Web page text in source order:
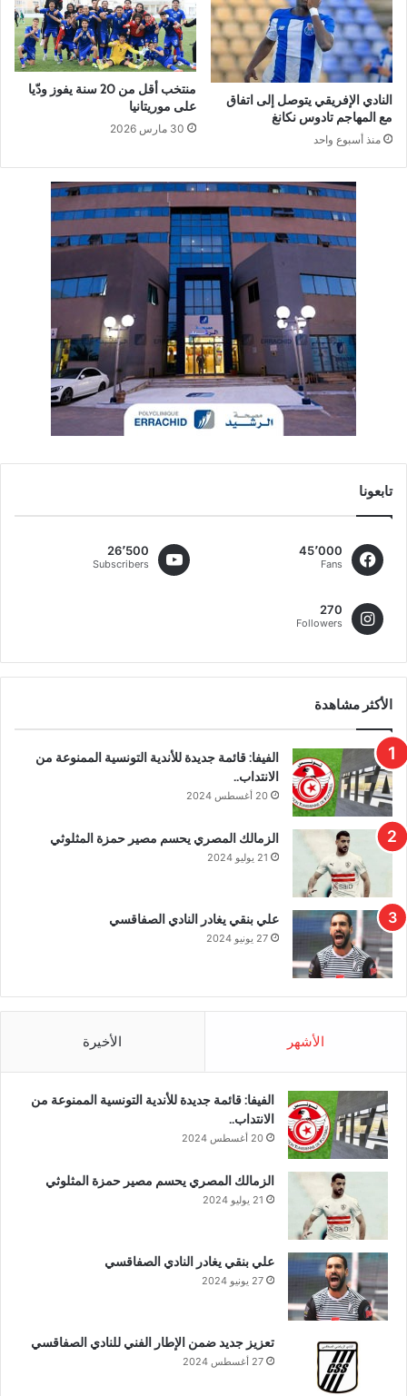
النادي الإفريقي يتوصل إلى اتفاق
مع المهاجم تادوس نكانغ
منذ أسبوع واحد
منتخب أقل من 20 سنة يفوز ودّيا
على موريتانيا
30 مارس 2026
تابعونا
45٬000
Fans
26٬500
Subscribers
270
Followers
الأكثر مشاهدة
الفيفا: قائمة جديدة للأندية التونسية الممنوعة من
الانتداب..
20 أغسطس 2024
الزمالك المصري يحسم مصير حمزة المثلوثي
21 يوليو 2024
علي بنقي يغادر النادي الصفاقسي
27 يونيو 2024
الأشهر الأخيرة
الفيفا: قائمة جديدة للأندية التونسية الممنوعة من
الانتداب..
20 أغسطس 2024
الزمالك المصري يحسم مصير حمزة المثلوثي
21 يوليو 2024
علي بنقي يغادر النادي الصفاقسي
27 يونيو 2024
تعزيز جديد ضمن الإطار الفني للنادي الصفاقسي
27 أغسطس 2024